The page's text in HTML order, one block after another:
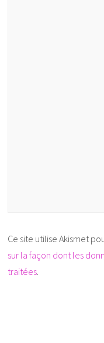
Ce site utilise Akismet
sur la façon dont les
traitées.